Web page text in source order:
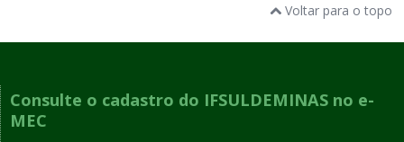
Voltar para o topo
Consulte o cadastro do IFSULDEMINAS no e-
MEC